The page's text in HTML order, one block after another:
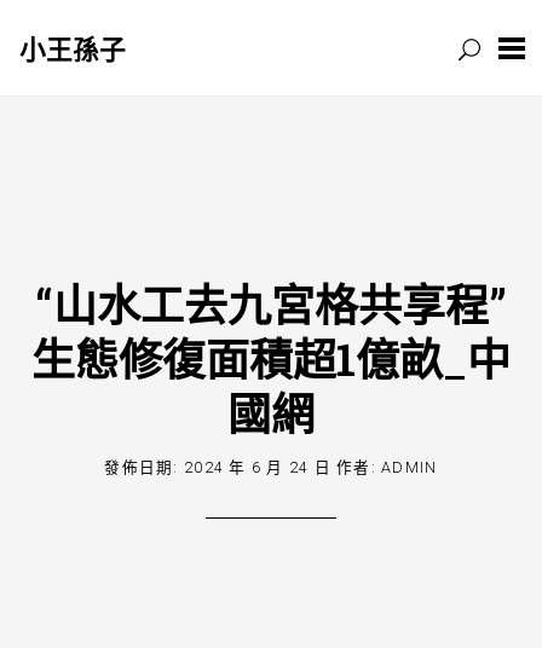
小王孫子
“山水工去九宮格共享程”
生態修復面積超1億畝_中
國網
發佈日期: 2024 年 6 月 24 日 作者:ADMIN